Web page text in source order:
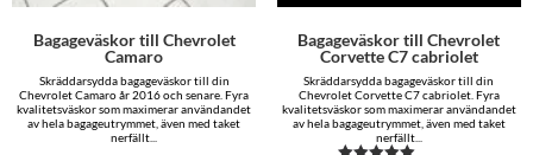
Bagageväskor till Chevrolet
Camaro
Skräddarsydda bagageväskor till din
Chevrolet Camaro år 2016 och senare. Fyra
kvalitetsväskor som maximerar användandet
av hela bagageutrymmet, även med taket
nerfällt...
Bagageväskor till Chevrolet
Corvette C7 cabriolet
Skräddarsydda bagageväskor till din
Chevrolet Corvette C7 cabriolet. Fyra
kvalitetsväskor som maximerar användandet
av hela bagageutrymmet, även med taket
nerfällt...